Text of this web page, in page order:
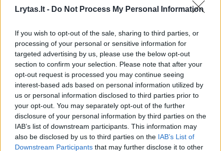
Lrytas.lt - Do Not Process My Personal Information
If you wish to opt-out of the sale, sharing to third parties, or
processing of your personal or sensitive information for
targeted advertising by us, please use the below opt-out
section to confirm your selection. Please note that after your
opt-out request is processed you may continue seeing
interest-based ads based on personal information utilized by
us or personal information disclosed to third parties prior to
your opt-out. You may separately opt-out of the further
disclosure of your personal information by third parties on the
IAB’s list of downstream participants. This information may
also be disclosed by us to third parties on the IAB’s List of
Downstream Participants that may further disclose it to other
Visi įrašai
Žiūrimiausi įrašai
00:00:30
Vaizdai iš tragiškos avarijos Vilniaus r.: dviejų moterų ir
vaiko gyvybių išgelbėti nepavyko
Žinios Lietuvos diena